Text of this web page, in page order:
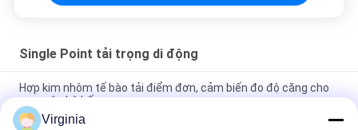
Single Point tải trọng di động
Hợp kim nhôm tế bào tải điểm đơn, cảm biến đo độ căng cho
quy mô nhà bếp
Virginia